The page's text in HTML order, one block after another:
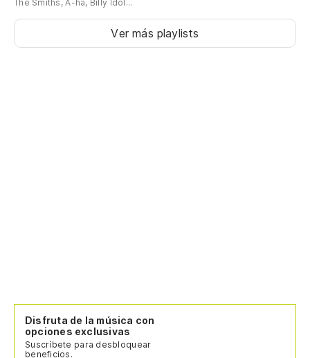
The Smiths, A-ha, Billy Idol...
Ver más playlists
Disfruta de la música con
opciones exclusivas
Suscríbete para desbloquear
beneficios.